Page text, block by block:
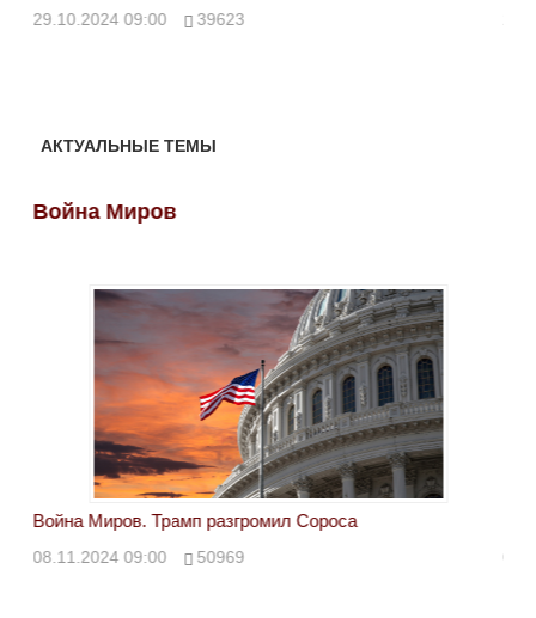
29.10.2024 09:00 39623
АКТУАЛЬНЫЕ ТЕМЫ
Война Миров
Война Миров. Трамп разгромил Сороса
08.11.2024 09:00 50969